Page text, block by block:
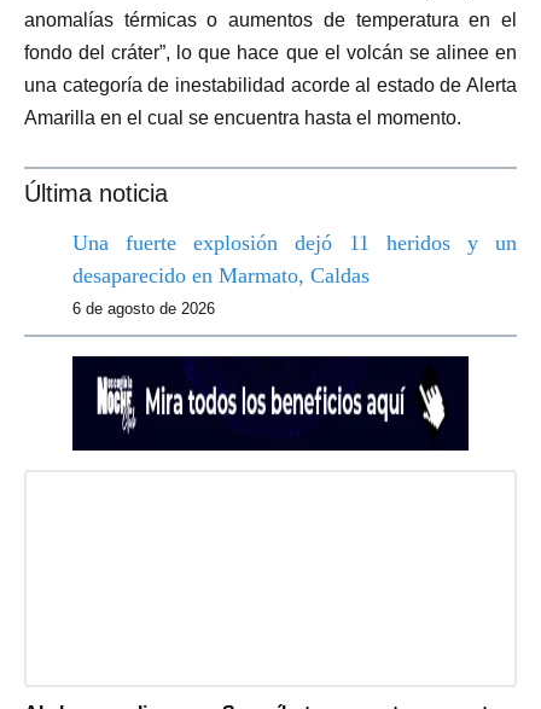
anomalías térmicas o aumentos de temperatura en el
fondo del cráter”, lo que hace que el volcán se alinee en
una categoría de inestabilidad acorde al estado de Alerta
Amarilla en el cual se encuentra hasta el momento.
Última noticia
Una fuerte explosión dejó 11 heridos y un
desaparecido en Marmato, Caldas
6 de agosto de 2026